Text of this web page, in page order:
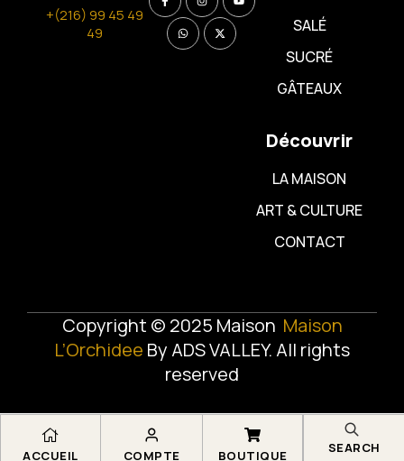
ACCUEIL COMPTE BOUTIQUE SEARCH
+(216) 99 45 49
49
SALÉ
SUCRÉ
GÂTEAUX
Découvrir
LA MAISON
ART & CULTURE
CONTACT
Copyright © 2025 Maison Maison
L’Orchidee By ADS VALLEY. All rights
reserved